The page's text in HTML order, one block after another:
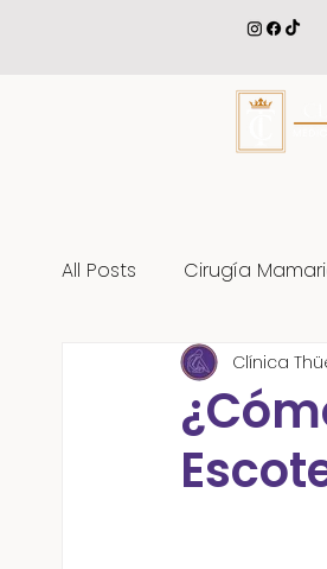
All Posts Cirugía
TratamientosClínica